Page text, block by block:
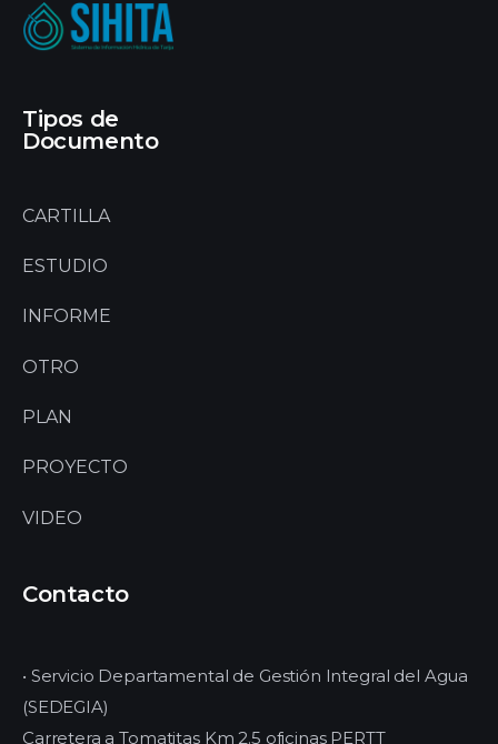
Tipos de
Documento
CARTILLA
ESTUDIO
INFORME
OTRO
PLAN
PROYECTO
VIDEO
Contacto
• Servicio Departamental de Gestión Integral del Agua
(SEDEGIA)
Carretera a Tomatitas Km 2.5 oficinas PERTT